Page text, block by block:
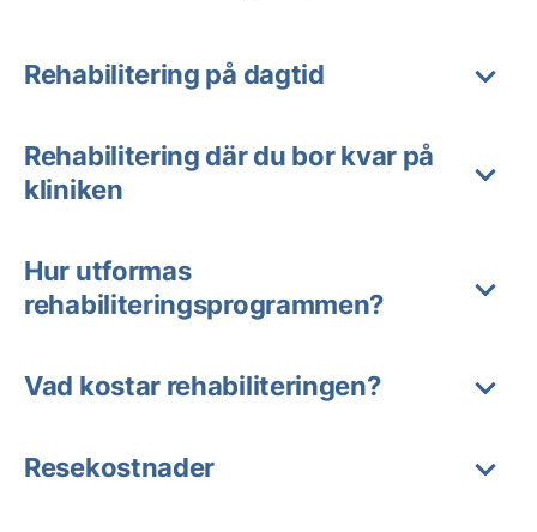
Rehabilitering på dagtid
Rehabilitering där du bor kvar på
kliniken
Hur utformas
rehabiliteringsprogrammen?
Vad kostar rehabiliteringen?
Resekostnader